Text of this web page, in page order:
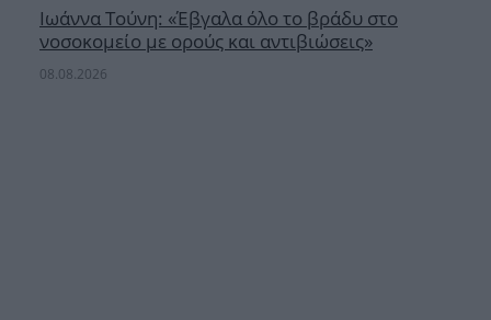
Ιωάννα Τούνη: «Έβγαλα όλο το βράδυ στο
νοσοκομείο με ορούς και αντιβιώσεις»
08.08.2026